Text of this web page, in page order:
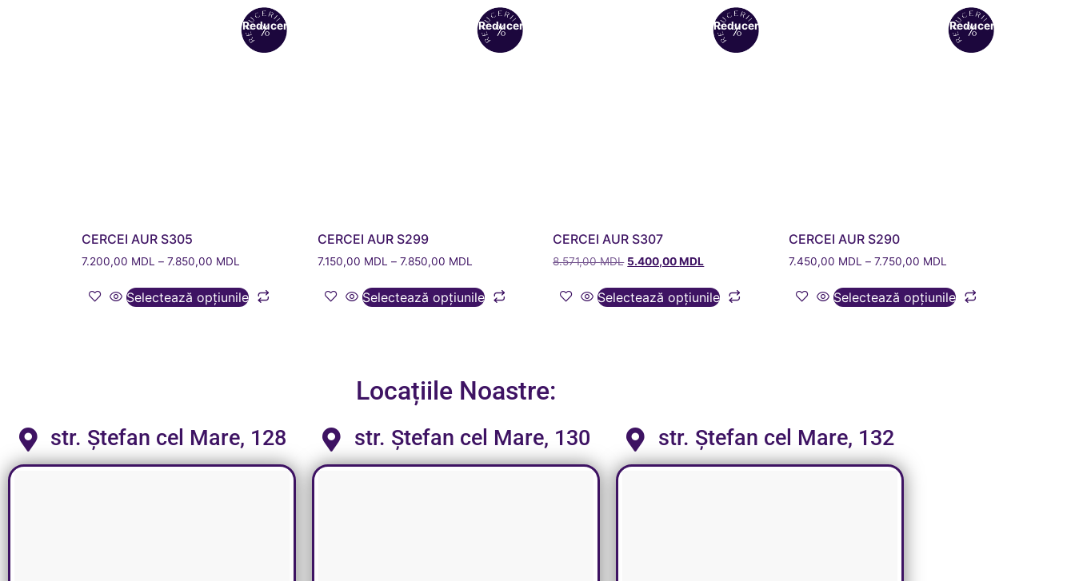
Reduceri!
CERCEI AUR S305
7.200,00 MDL – 7.850,00 MDL
Selectează opțiunile
Reduceri!
CERCEI AUR S299
7.150,00 MDL – 7.850,00 MDL
Selectează opțiunile
Reduceri!
CERCEI AUR S307
8.571,00MDL 5.400,00MDL
Selectează opțiunile
Reduceri!
CERCEI AUR S290
7.450,00 MDL – 7.750,00 MDL
Selectează opțiunile
Locațiile Noastre:
str. Ștefan cel Mare, 128 str. Ștefan cel Mare, 130 str. Ștefan cel Mare, 132